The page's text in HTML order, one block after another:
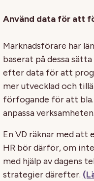
Använd data för att
Marknadsförare har
baserat på dessa
efter data för att
mer utvecklad och
förfogande för att
anpassa verksamheten.
En VD räknar med att
HR bör därför, om
med hjälp av dagens
strategier därefter.